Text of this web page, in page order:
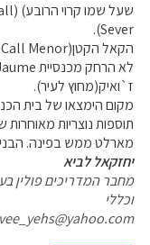
Sever).
ז`ואיק(מחוץ לעיר).
מקום הימצאו של בית
מארלט ממש בפינה.
יחזקאל לביא
מחבר המדריכים פולין
וכללי